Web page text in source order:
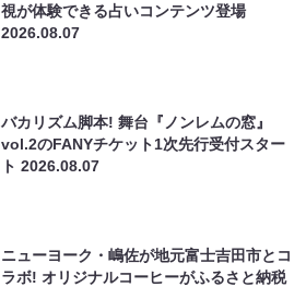
視が体験できる占いコンテンツ登場
2026.08.07
バカリズム脚本! 舞台『ノンレムの窓』
vol.2のFANYチケット1次先行受付スター
ト2026.08.07
ニューヨーク・嶋佐が地元富士吉田市とコ
ラボ! オリジナルコーヒーがふるさと納税